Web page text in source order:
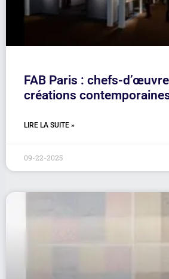
FAB Paris : chefs-
créations
LIRE LA SUITE »
09-22-2025